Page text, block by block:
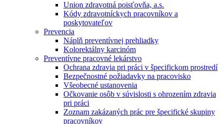
Union zdravotná poisťovňa, a.s.
Kódy zdravotníckych pracovníkov a
poskytovateľov
Prevencia
Náplň preventívnej prehliadky
Kolorektálny karcinóm
Preventívne pracovné lekárstvo
Ochrana zdravia pri práci v špecifickom prostredí
Bezpečnostné požiadavky na pracovisko
Všeobecné ustanovenia
Očkovanie osôb v súvislosti s ohrozením zdravia
pri práci
Zoznam zakázaných prác pre špecifické skupiny
pracovníkov